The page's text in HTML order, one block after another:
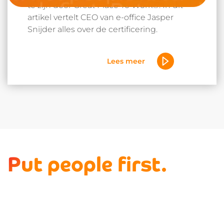
te zijn door Great Place To Work®. In dit
artikel vertelt CEO van e-office Jasper
Snijder alles over de certificering.
Lees meer
Put people first.